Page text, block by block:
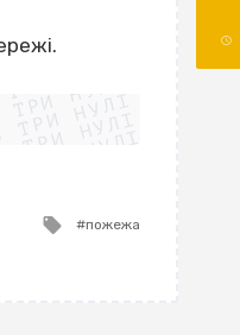
НУЛІ
НУЛІ
НУЛІ
НУЛІ
НУЛІ
ТРИ НУЛІ
ТРИ НУЛІ
ТРИ НУЛІ
Tagged
пожежа